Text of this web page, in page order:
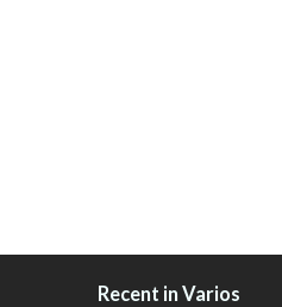
Recent in Varios